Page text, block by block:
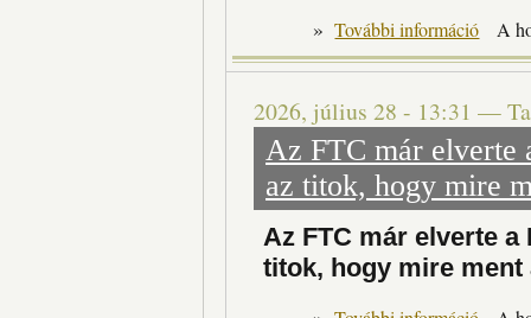
» További információ Eltűnt
A
2026, július 28 - 13:31 —
Az FTC már elverte
az titok, hogy mire
Az FTC már elverte
titok, hogy mire ment
Az